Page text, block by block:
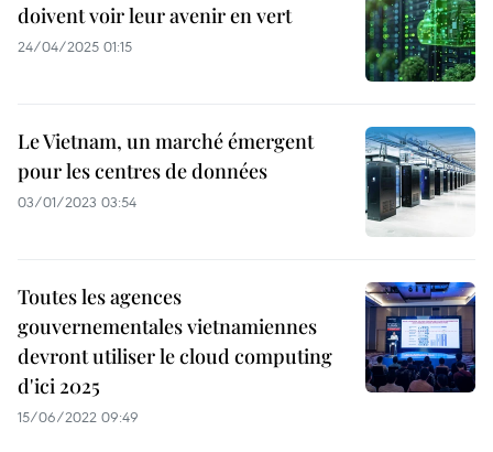
doivent voir leur avenir en vert
24/04/2025 01:15
Le Vietnam, un marché émergent
pour les centres de données
03/01/2023 03:54
Toutes les agences
gouvernementales vietnamiennes
devront utiliser le cloud computing
d'ici 2025
15/06/2022 09:49